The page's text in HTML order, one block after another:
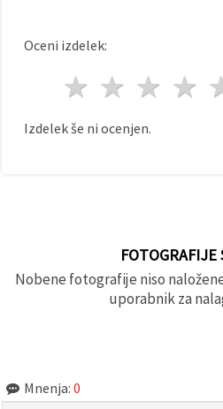
Oceni izdelek:
3
2
1 zvezda
Izdelek še ni ocenjen.
FOTOGRAFIJE
Nobene fotografije niso
uporabnik za
Mnenja: 0